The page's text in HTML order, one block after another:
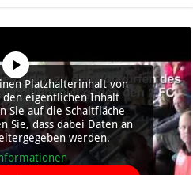
Platzhalterinhalt von
den eigentlichen Inhalt
Sie auf die Schaltfläche
Sie, dass dabei Daten an
werden.